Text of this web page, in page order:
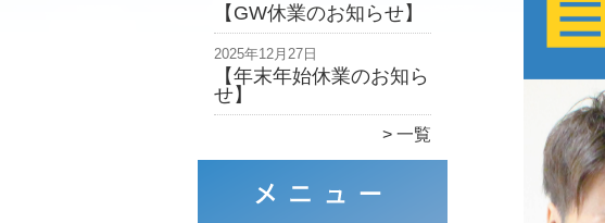
【GW休業のお知らせ】
2025年12月27日
【年末年始休業のお知ら
せ】
一覧